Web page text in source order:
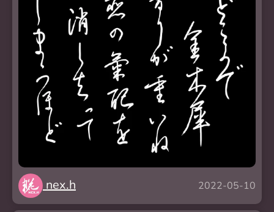
nex.h 2022-05-10